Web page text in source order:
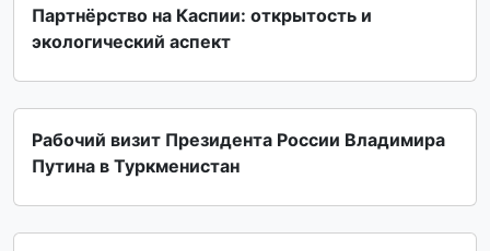
Партнёрство на Каспии: открытость и
экологический аспект
Рабочий визит Президента России Владимира
Путина в Туркменистан